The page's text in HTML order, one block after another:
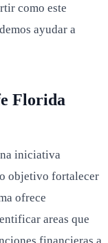
como este
ayudar a
Florida
iniciativa
objetivo fortalecer
ofrece
areas que